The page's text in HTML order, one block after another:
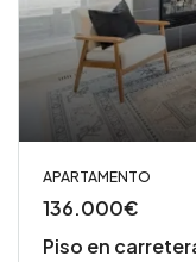
APARTAMENTO
136.000€
Piso en